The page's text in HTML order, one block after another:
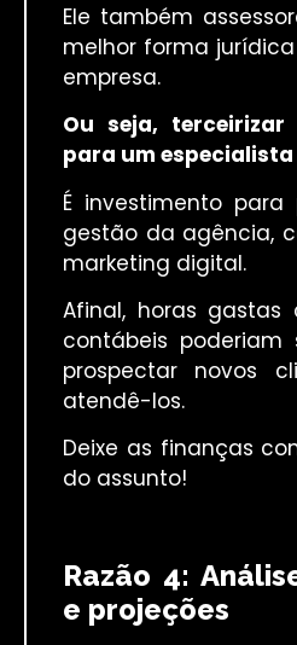
Ele também
melhor forma
empresa.
Ou seja,
para um especialista
É investimento para
gestão da agência,
marketing digital.
Afinal, horas gastas
contábeis poderiam
prospectar novos
atendê-los.
Deixe as finanças
do assunto!
Razão 4:
e projeções